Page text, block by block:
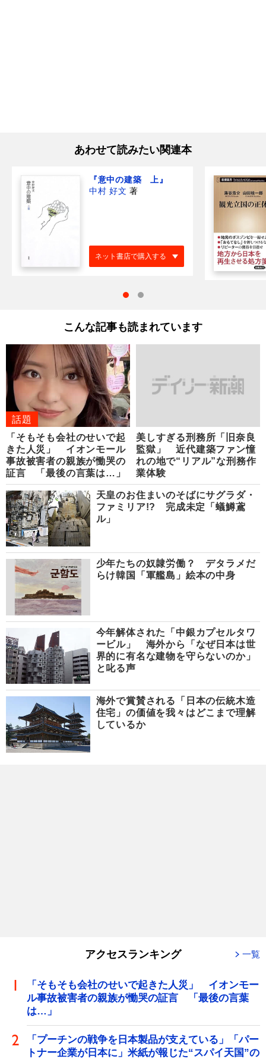
あわせて読みたい関連本
『意中の建築 上』
中村 好文 著
ネット書店で購入する
こんな記事も読まれています
話題
「そもそも会社のせいで起
きた人災」 イオンモール
事故被害者の親族が慟哭の
証言 「最後の言葉は…」
美しすぎる刑務所「旧奈良
監獄」 近代建築ファン憧
れの地で“リアル”な刑務作
業体験
天皇のお住まいのそばにサグラダ・
ファミリア!? 完成未定「蟻鱒鳶
ル」
少年たちの奴隷労働？ デタラメだ
らけ韓国「軍艦島」絵本の中身
今年解体された「中銀カプセルタワ
ービル」 海外から「なぜ日本は世
界的に有名な建物を守らないのか」
と叱る声
海外で賞賛される「日本の伝統木造
住宅」の価値を我々はどこまで理解
しているか
アクセスランキング 一覧
「そもそも会社のせいで起きた人災」 イオンモー
ル事故被害者の親族が慟哭の証言 「最後の言葉
は…」
「プーチンの戦争を日本製品が支えている」「パー
トナー企業が日本に」米紙が報じた“スパイ天国”の